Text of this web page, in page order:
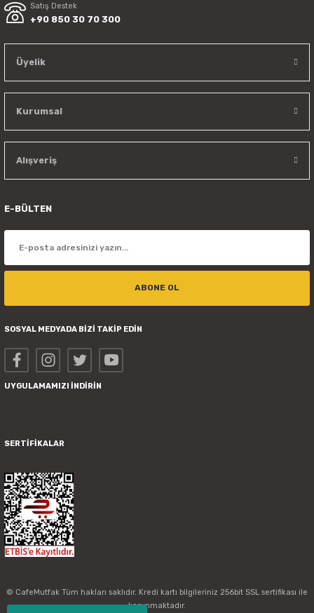
Satış Destek
+90 850 30 70 300
Üyelik
Kurumsal
Alışveriş
E-BÜLTEN
ABONE OL
SOSYAL MEDYADA BİZİ TAKİP EDİN
UYGULAMAMIZI İNDİRİN
SERTİFİKALAR
© CafeMutfak Tüm hakları saklıdır. Kredi kartı bilgileriniz 256bit SSL sertifikası ile
korunmaktadır.